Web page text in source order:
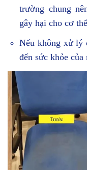
trường chung
gây hại cho cơ
Nếu không xử lý
đến sức khỏe của